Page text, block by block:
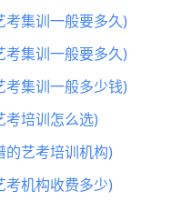
考集训一般要多久)
考集训一般要多久)
考集训一般多少钱)
考培训怎么选)
的艺考培训机构)
考机构收费多少)